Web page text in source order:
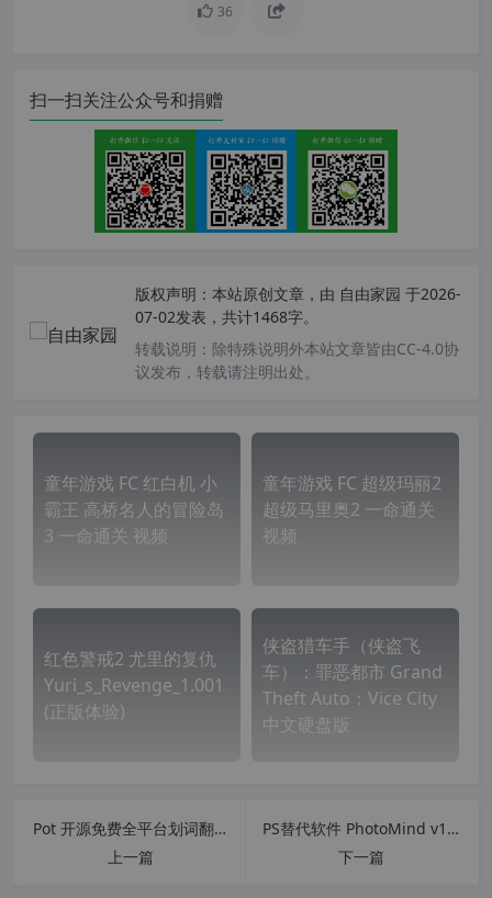
36
扫一扫关注公众号和捐赠
版权声明： 本站原创文章，由 自由家园 于2026-
07-02发表，共计1468字。
转载说明： 除特殊说明外本站文章皆由CC-4.0协
议发布，转载请注明出处。
童年游戏 FC 红白机 小
霸王 高桥名人的冒险岛
3 一命通关 视频
童年游戏 FC 超级玛丽2
超级马里奥2 一命通关
视频
红色警戒2 尤里的复仇
Yuri_s_Revenge_1.001
(正版体验)
侠盗猎车手（侠盗飞
车）：罪恶都市 Grand
Theft Auto：Vice City
中文硬盘版
Pot 开源免费全平台划词翻译和OCR软件 对桌面任意区域进行文字识别
上一篇
PS替代软件 PhotoMind v1.0.4.0 UWP版 最强图片编辑器和图片制作 完美替代PhotoShop 支持avif 、webp、PSD格式
下一篇